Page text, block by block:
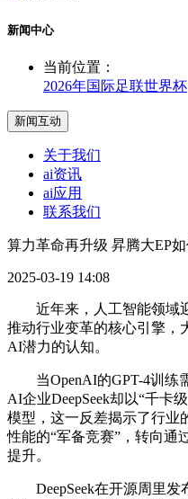
新闻中心
当前位置：
2026年国际足联世界杯
新闻互动
关于我们
ai资讯
ai应用
联系我们
算力革命再升级 昇腾大EP
2025-03-19 14:08
近年来，人工智能领域
推动行业变革的核心引擎，
AI潜力的认知。
当OpenAI的GPT-4训练
AI企业DeepSeek却以“千卡
模型，这一反差揭示了行
性能的“军备竞赛”，转向通
提升。
DeepSeek在开源周里发